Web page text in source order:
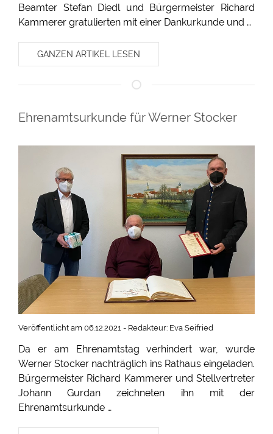
Beamter Stefan Diedl und Bürgermeister Richard
Kammerer gratulierten mit einer Dankurkunde und …
GANZEN ARTIKEL LESEN
Ehrenamtsurkunde für Werner Stocker
Veröffentlicht am 06.12.2021 - Redakteur: Eva Seifried
Da er am Ehrenamtstag verhindert war, wurde
Werner Stocker nachträglich ins Rathaus eingeladen.
Bürgermeister Richard Kammerer und Stellvertreter
Johann Gurdan zeichneten ihn mit der
Ehrenamtsurkunde …